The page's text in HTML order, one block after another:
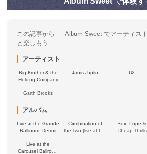
この記事から — Album Sweet でアーティス
と楽しもう
アーティスト
Big Brother & the
Holding Company
Janis Joplin U2
Garth Brooks
アルバム
Live at the Grande
Ballroom, Detroit
Combination of
the Two (live at the
Sex, Dope &
Cheap Thrills
Live at the
Carousel Ballroom